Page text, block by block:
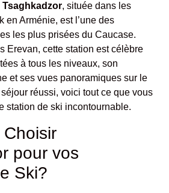
Tsaghkadzor, située dans les
en Arménie, est l’une des
les plus prisées du Caucase.
Erevan, cette station est célèbre
à tous les niveaux, son
et ses vues panoramiques sur le
réussi, voici tout ce que vous
station de ski incontournable.
pour vos
Ski?